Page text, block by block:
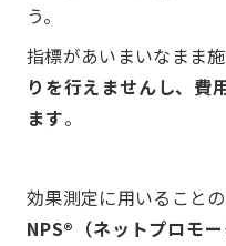
う。
指標があいまいなまま
りを行えませんし、費
ます。
効果測定に用いること
NPS®（ネットプロモー